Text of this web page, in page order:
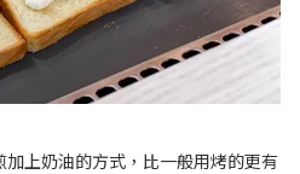
上奶油的方式，比一般用烤的更有